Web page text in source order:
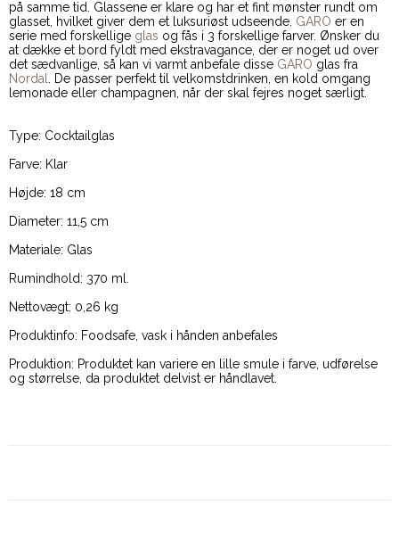
på samme tid. Glassene er klare og har et fint mønster rundt om
glasset, hvilket giver dem et luksuriøst udseende. GARO er en
serie med forskellige glas og fås i 3 forskellige farver. Ønsker du
at dække et bord fyldt med ekstravagance, der er noget ud over
det sædvanlige, så kan vi varmt anbefale disse GARO glas fra
Nordal
. De passer perfekt til velkomstdrinken, en kold omgang
lemonade eller champagnen, når der skal fejres noget særligt.
Type: Cocktailglas
Farve: Klar
Højde: 18 cm
Diameter: 11,5 cm
Materiale: Glas
Rumindhold: 370 ml.
Nettovægt: 0,26 kg
Produktinfo: Foodsafe, vask i hånden anbefales
Produktion: Produktet kan variere en lille smule i farve, udførelse
og størrelse, da produktet delvist er håndlavet.